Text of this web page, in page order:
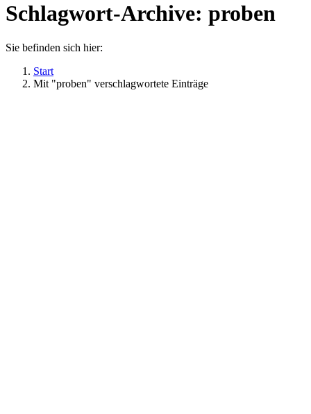
Schlagwort-Archive: proben
Sie befinden sich hier:
Start
Mit "proben" verschlagwortete Einträge